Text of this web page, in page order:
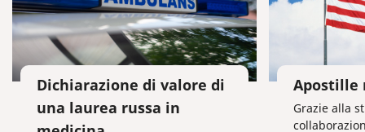
Dichiarazione di valore di
una laurea russa in
Apostille
Grazie alla